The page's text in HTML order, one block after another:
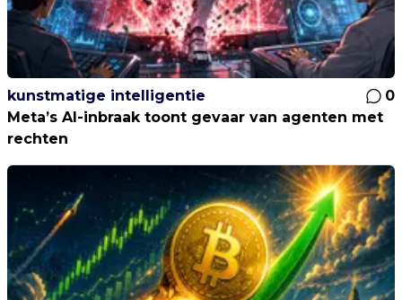
kunstmatige intelligentie
0
Meta’s AI-inbraak toont gevaar van agenten met
rechten